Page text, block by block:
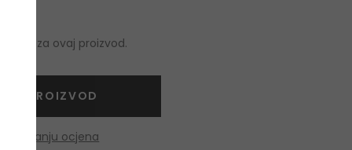
za ovaj proizvod.
PROIZVOD
dobivanju ocjena